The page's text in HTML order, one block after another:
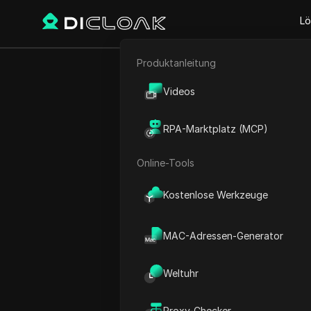
E-Commerce
Produktanleitung
Videos
RPA-Marktplatz (MCP)
Online-Tools
Kostenlose Werkzeuge
MAC-Adressen-Generator
Weltuhr
Hochwertiger,
fortschrittlichen Proxy-